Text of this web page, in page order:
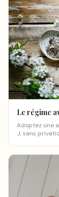
Le régime
Adoptez une
J, sans